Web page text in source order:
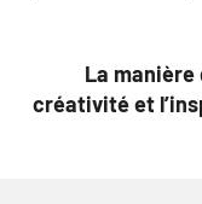
La
créativité et